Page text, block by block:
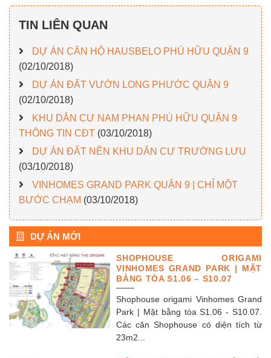
TIN LIÊN QUAN
DỰ ÁN CĂN HỘ HAUSBELO PHÚ HỮU QUẬN 9
(02/10/2018)
DỰ ÁN ĐẤT VƯỜN LONG PHƯỚC QUẬN 9
(02/10/2018)
KHU DÂN CƯ NAM PHAN PHÚ HỮU QUẬN 9
THÔNG TIN CĐT (03/10/2018)
DỰ ÁN ĐẤT NỀN KHU DÂN CƯ TRƯỜNG LƯU
(03/10/2018)
VINHOMES GRAND PARK QUẬN 9 | CHỈ MỘT
BƯỚC CHẠM (03/10/2018)
DỰ ÁN MỚI
SHOPHOUSE ORIGAMI
VINHOMES GRAND PARK | MẶT
BẰNG TÒA S1.06 – S10.07
Shophouse origami Vinhomes Grand
Park | Mặt bằng tòa S1.06 - S10.07.
Các căn Shophouse có diện tích từ
23m2...